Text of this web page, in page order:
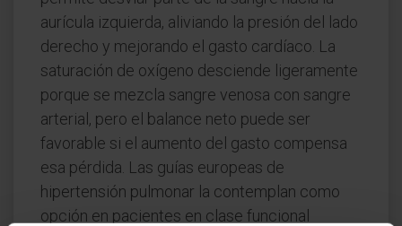
aurícula izquierda, aliviando la presión del lado
derecho y mejorando el gasto cardíaco. La
saturación de oxígeno desciende ligeramente
porque se mezcla sangre venosa con sangre
arterial, pero el balance neto puede ser
favorable si el aumento del gasto compensa
esa pérdida. Las guías europeas de
hipertensión pulmonar la contemplan como
opción en pacientes en clase funcional